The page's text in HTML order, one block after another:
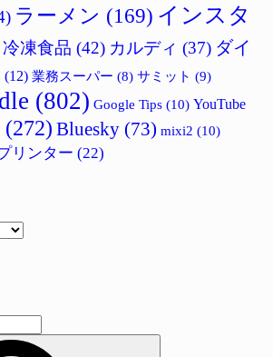
ラーメン (169) インスタ
冷凍食品 (42) カルディ (37) ダイ
(12) 業務スーパー (8) サミット (9)
(802) Google Tips (10) YouTube
(272) Bluesky (73) mixi2 (10)
リンター (22)